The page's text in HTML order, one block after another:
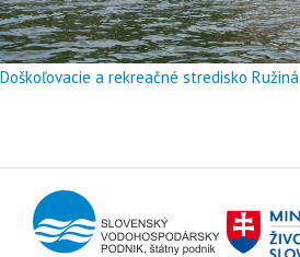
Doškoľovacie a rekreačné stredisko Ružiná